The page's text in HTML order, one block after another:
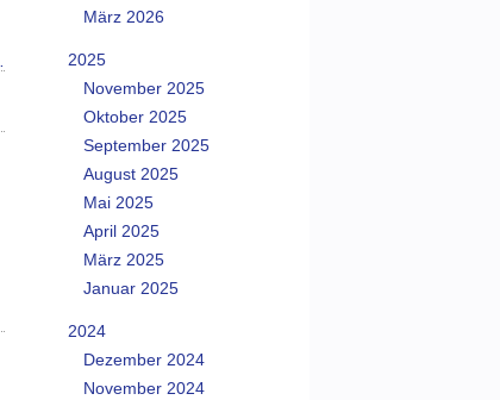
März 2026
2025
November 2025
Oktober 2025
September 2025
August 2025
Mai 2025
April 2025
März 2025
Januar 2025
2024
Dezember 2024
November 2024